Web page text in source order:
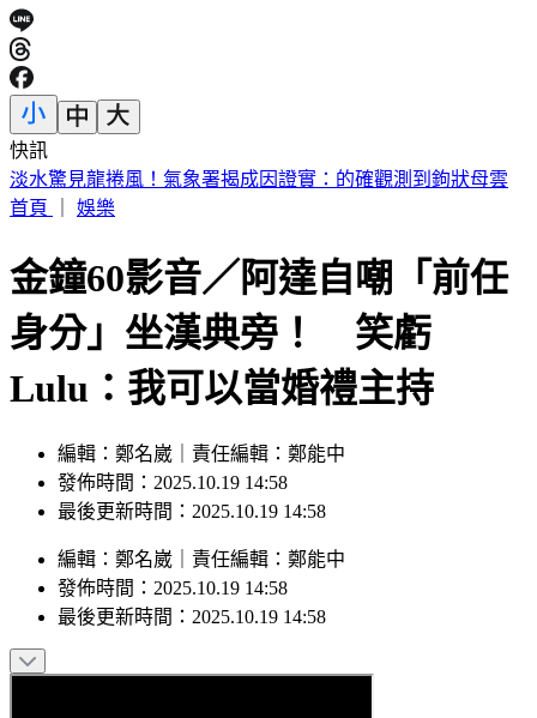
快訊
淡水驚見龍捲風！氣象署揭成因證實：的確觀測到鉤狀母雲
首頁
娛樂
金鐘60影音／阿達自嘲「前任
身分」坐漢典旁！ 笑虧
Lulu：我可以當婚禮主持
編輯：鄭名崴｜責任編輯：鄭能中
發佈時間：2025.10.19 14:58
最後更新時間：2025.10.19 14:58
編輯 ： 鄭名崴 責任編輯 ： 鄭能中
發佈時間： 2025.10.19 14:58
最後更新時間： 2025.10.19 14:58